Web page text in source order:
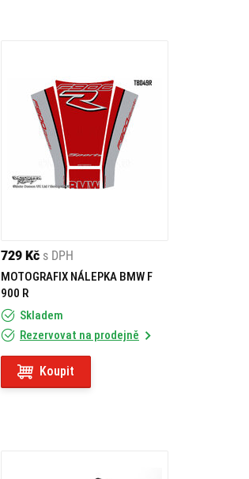
729 Kč s DPH
MOTOGRAFIX NÁLEPKA BMW F
900 R
Skladem
Rezervovat na prodejně
Koupit